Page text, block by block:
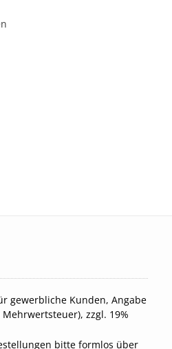
gewerbliche Kunden, Angabe
zzgl. 19%
bitte formlos über